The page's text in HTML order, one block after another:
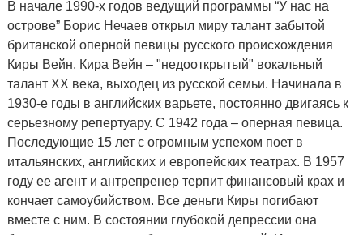
В начале 1990-х годов ведущий программы “У нас на
острове” Борис Нечаев открыл миру талант забытой
британской оперной певицы русского происхождения
Киры Вейн. Кира Вейн – "недооткрытый" вокальный
талант XX века, выходец из русской семьи. Начинала в
1930-е годы в английских варьете, постоянно двигаясь к
серьезному репертуару. С 1942 года – оперная певица.
Последующие 15 лет с огромным успехом поет в
итальянских, английских и европейских театрах. В 1957
году ее агент и антрепренер терпит финансовый крах и
кончает самоубийством. Все деньги Киры погибают
вместе с ним. В состоянии глубокой депрессии она